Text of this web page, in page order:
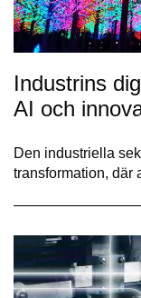
Industrins
AI och
Den industriella
transformation,